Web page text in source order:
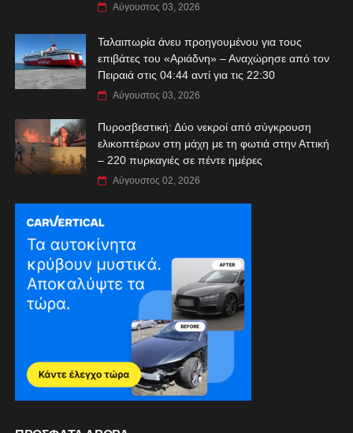
Αύγουστος 03, 2026
Ταλαιπωρία άνευ προηγουμένου για τους
επιβάτες του «Αριάδνη» – Αναχώρησε από τον
Πειραιά στις 04:44 αντί για τις 22:30
Αύγουστος 03, 2026
Πυροσβεστική: Δύο νεκροί από σύγκρουση
ελικοπτέρων στη μάχη με τη φωτιά στην Αττική
– 220 πυρκαγιές σε πέντε ημέρες
Αύγουστος 02, 2026